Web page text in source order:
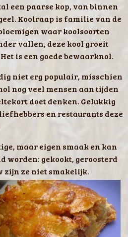
een paarse kop, van binnen
Koolraap is familie van de
waar koolsoorten
vallen, deze kool groeit
is een goede bewaarknol.
niet erg populair, misschien
nog veel mensen aan tijden
doet denken. Gelukkig
en restaurants deze
maar eigen smaak en kan
worden: gekookt, geroosterd
zijn ze niet smakelijk.